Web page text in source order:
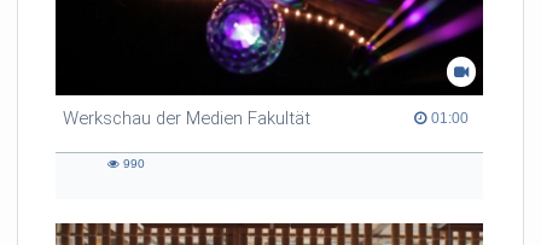
Werkschau der Medien Fakultät 01:00
01:00 duration
990